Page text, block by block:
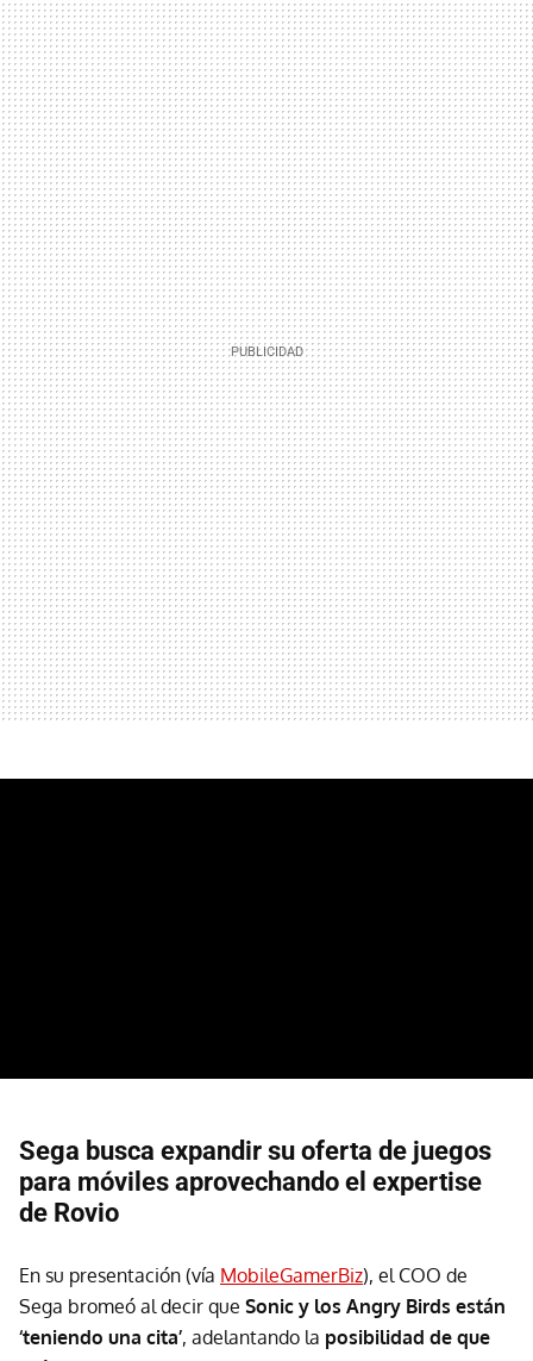
Sega busca expandir su oferta de juegos
para móviles aprovechando el expertise
de Rovio
En su presentación (vía MobileGamerBiz), el COO de
Sega bromeó al decir que Sonic y los Angry Birds están
‘teniendo una cita’, adelantando la posibilidad de que